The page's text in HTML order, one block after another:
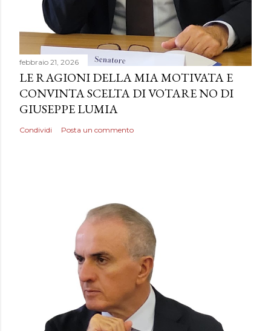
febbraio 21, 2026
LE RAGIONI DELLA MIA MOTIVATA E
CONVINTA SCELTA DI VOTARE NO DI
GIUSEPPE LUMIA
Condividi Posta un commento